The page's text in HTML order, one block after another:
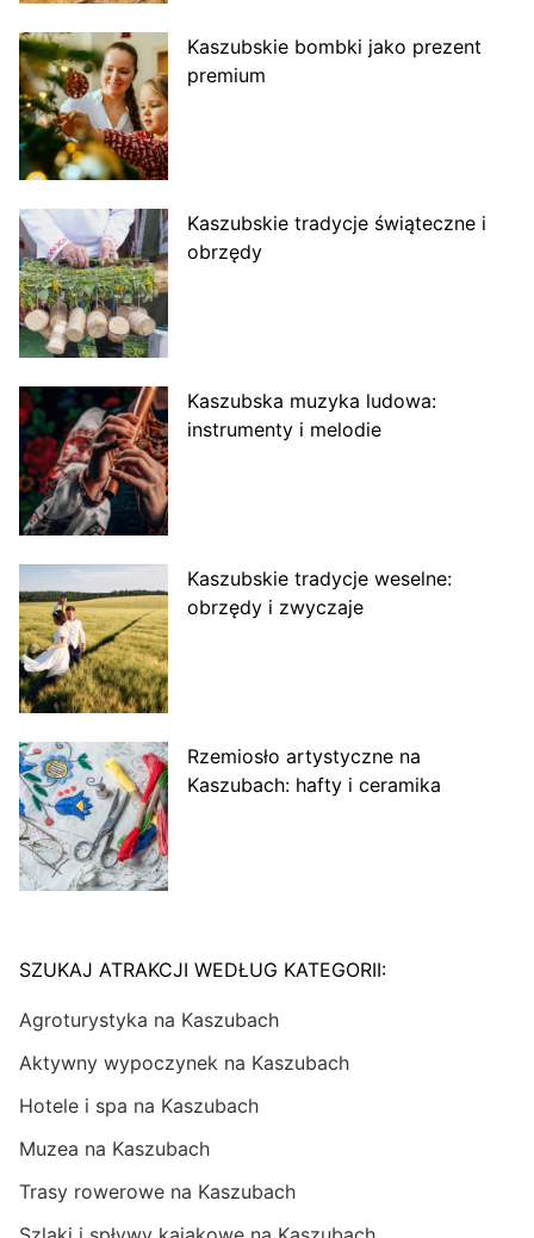
Kaszubskie bombki jako prezent
premium
Kaszubskie tradycje świąteczne i
obrzędy
Kaszubska muzyka ludowa:
instrumenty i melodie
Kaszubskie tradycje weselne:
obrzędy i zwyczaje
Rzemiosło artystyczne na
Kaszubach: hafty i ceramika
SZUKAJ ATRAKCJI WEDŁUG KATEGORII:
Agroturystyka na Kaszubach
Aktywny wypoczynek na Kaszubach
Hotele i spa na Kaszubach
Muzea na Kaszubach
Trasy rowerowe na Kaszubach